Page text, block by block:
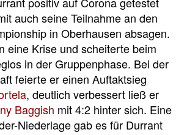
auch seine Teilnahme an den
in Oberhausen absagen.
eine Krise und scheiterte beim
in der Gruppenphase. Bei der
feierte er einen Auftaktsieg
, deutlich verbessert ließ er
Baggish mit 4:2 hinter sich. Eine
Niederlage gab es für Durrant